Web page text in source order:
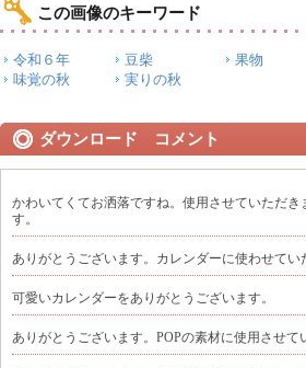
この画像のキーワード
令和６年 豆柴 果物
味覚の秋
実りの秋
ダウンロード コメント
かわいてくてお洒落ですね。使用させていただき
す。
ありがとうございます。カレンダーに使わせてい
可愛いカレンダーをありがとうございます。
ありがとうございます。POPの素材に使用させて